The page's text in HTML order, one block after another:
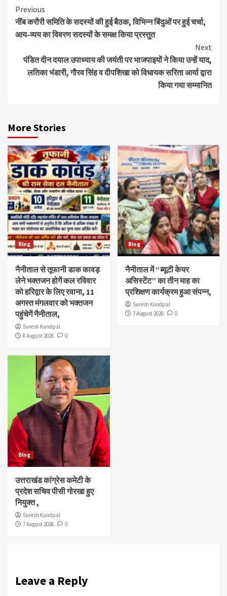
Continue
Reading
Previous
नींब करौरी समिति के सदस्यों की हुई बैठक, विभिन्न बिंदुओं पर हुई चर्चा,
आय-व्यय का विवरण सदस्यों के समक्ष किया प्रस्तुत
Next
पंडित दीन दयाल उपाध्याय की जयंती पर भाजपाइयों ने किया उन्हें याद,
लतिका भंडारी, गौरव सिंह व दीपशिखा को विधायक सरिता आर्या द्वारा
किया गया सम्मानित
More Stories
Blog
नैनीताल से तूफानी डाक कावड़
लेने भक्तजन होगें कल रविवार
को हरिद्वार के लिए रवाना, 11
अगस्त मंगलवार को भक्तजन
पहुंचेगें नैनीताल,
Suresh Kandpal
8 August 2026
0
Blog
नैनीताल में “ब्यूटी केयर
असिस्टेंट” का तीन माह का
प्रशिक्षण कार्यक्रम हुआ संपन्न,
Suresh Kandpal
7 August 2026
0
Blog
उत्तराखंड कांग्रेस कमेटी के
प्रदेश सचिव पीसी गोरखा हुए
नियुक्त ,
Suresh Kandpal
7 August 2026
0
Leave a Reply